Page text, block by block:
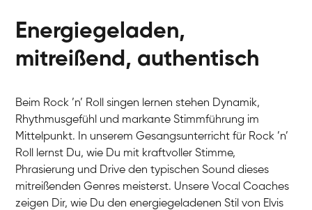
Energiegeladen,
mitreißend, authentisch
Beim Rock ’n’ Roll singen lernen stehen Dynamik,
Rhythmusgefühl und markante Stimmführung im
Mittelpunkt. In unserem Gesangsunterricht für Rock ’n’
Roll lernst Du, wie Du mit kraftvoller Stimme,
Phrasierung und Drive den typischen Sound dieses
mitreißenden Genres meisterst. Unsere Vocal Coaches
zeigen Dir, wie Du den energiegeladenen Stil von Elvis